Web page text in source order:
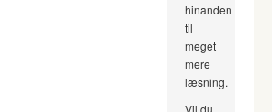
hinanden
til
meget
mere
læsning.
Vil du